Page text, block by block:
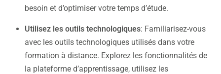
besoin et d’optimiser votre temps d’étude.
Utilisez les outils technologiques: Familiarisez-vous
avec les outils technologiques utilisés dans votre
formation à distance. Explorez les fonctionnalités de
la plateforme d’apprentissage, utilisez les